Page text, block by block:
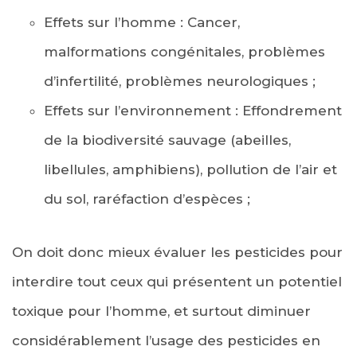
Effets sur l’homme : Cancer,
malformations congénitales, problèmes
d’infertilité, problèmes neurologiques ;
Effets sur l’environnement : Effondrement
de la biodiversité sauvage (abeilles,
libellules, amphibiens), pollution de l’air et
du sol, raréfaction d’espèces ;
On doit donc mieux évaluer les pesticides pour
interdire tout ceux qui présentent un potentiel
toxique pour l’homme, et surtout diminuer
considérablement l’usage des pesticides en